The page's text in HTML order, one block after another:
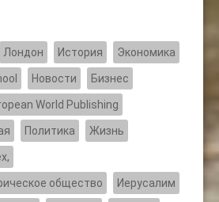
Лондон История Экономика
Новости Бизнес
World Publishing
Политика Жизнь
общество Иерусалим